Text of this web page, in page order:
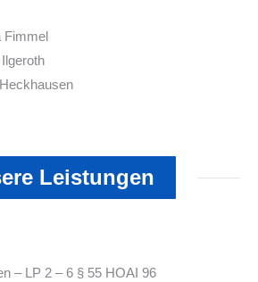
Fimmel
Leistungen
– LP 2 – 6 § 55 HOAI 96